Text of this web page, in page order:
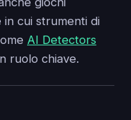
cui strumenti di
AI Detectors
ruolo chiave.